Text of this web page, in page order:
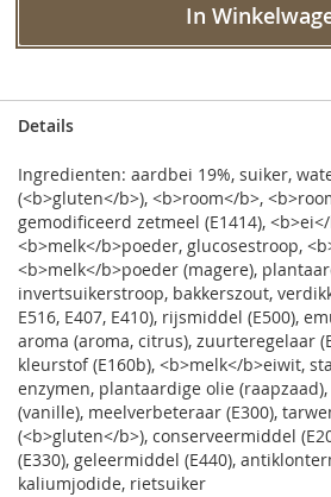
In
Details
Ingredienten: aardbei 19%, suiker,
(<b>gluten</b>), <b>room</b>,
gemodificeerd zetmeel (E1414),
<b>melk</b>poeder, glucosestroop,
<b>melk</b>poeder (magere),
invertsuikerstroop, bakkerszout,
E516, E407, E410), rijsmiddel (E500),
aroma (aroma, citrus), zuurteregelaar
kleurstof (E160b), <b>melk</b>eiwit,
enzymen, plantaardige olie
(vanille), meelverbeteraar (E300),
(<b>gluten</b>), conserveermiddel
(E330), geleermiddel (E440),
kaliumjodide, rietsuiker